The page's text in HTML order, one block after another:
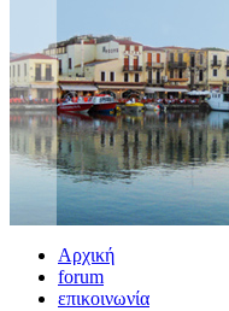
Αρχική
forum
επικοινωνία